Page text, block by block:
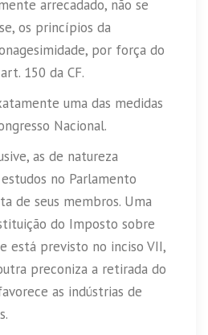
arrecadado, não se
os princípios da
por força do
150 da CF.
uma das medidas
Nacional.
as de natureza
no Parlamento
de seus membros. Uma
do Imposto sobre
está previsto no inciso VII,
preconiza a retirada do
as indústrias de